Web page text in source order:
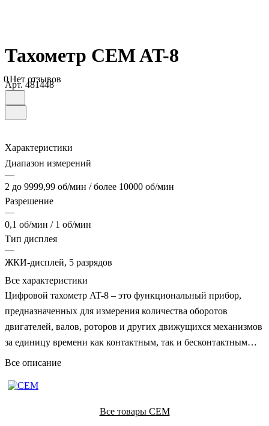
Тахометр CEM AT-8
0Нет отзывов
Арт.481448
Характеристики
Диапазон измерений
—
2 до 9999,99 об/мин / более 10000 об/мин
Разрешение
—
0,1 об/мин / 1 об/мин
Тип дисплея
—
ЖКИ-дисплей, 5 разрядов
Все характеристики
Цифровой тахометр AT-8 – это функциональный прибор,
предназначенных для измерения количества оборотов
двигателей, валов, роторов и других движущихся механизмов
за единицу времени как контактным, так и бесконтактным
способом при помощи специальных насадок.
Все описание
Все товары CEM